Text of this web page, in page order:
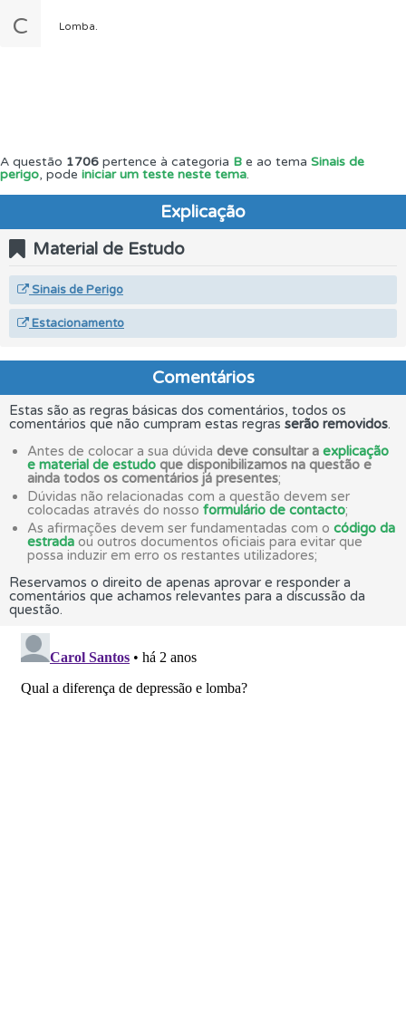
C Lomba.
A questão 1706 pertence à categoria B e ao tema Sinais de
perigo, pode iniciar um teste neste tema.
Explicação
Material de Estudo
Sinais de Perigo
Estacionamento
Comentários
Estas são as regras básicas dos comentários, todos os
comentários que não cumpram estas regras serão removidos.
Antes de colocar a sua dúvida deve consultar a explicação
e material de estudo que disponibilizamos na questão e
ainda todos os comentários já presentes;
Dúvidas não relacionadas com a questão devem ser
colocadas através do nosso formulário de contacto;
As afirmações devem ser fundamentadas com o código da
estrada ou outros documentos oficiais para evitar que
possa induzir em erro os restantes utilizadores;
Reservamos o direito de apenas aprovar e responder a
comentários que achamos relevantes para a discussão da
questão.